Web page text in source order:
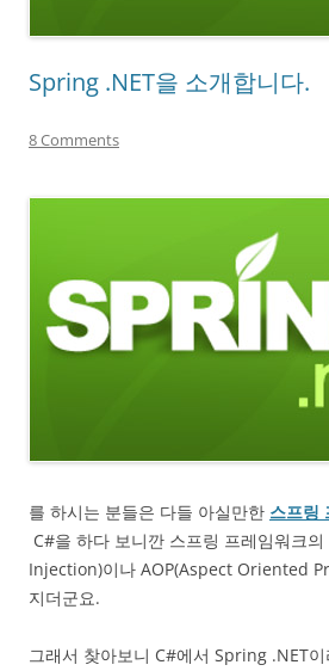
Spring .NET을 소개합니다.
8 Comments
를 하시는 분들은 다들 아실만한 스프링
C#을 하다 보니깐 스프링 프레임워크
Injection)이나 AOP(Aspect Oriented
지더군요.
그래서 찾아보니 C#에서 Spring .NET